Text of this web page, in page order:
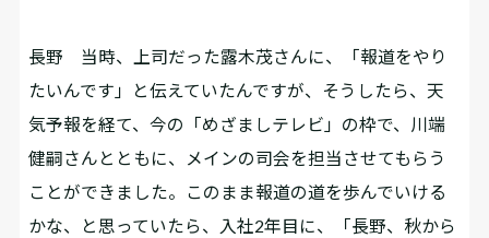
長野 当時、上司だった露木茂さんに、「報道をやり
たいんです」と伝えていたんですが、そうしたら、天
気予報を経て、今の「めざましテレビ」の枠で、川端
健嗣さんとともに、メインの司会を担当させてもらう
ことができました。このまま報道の道を歩んでいける
かな、と思っていたら、入社2年目に、「長野、秋から